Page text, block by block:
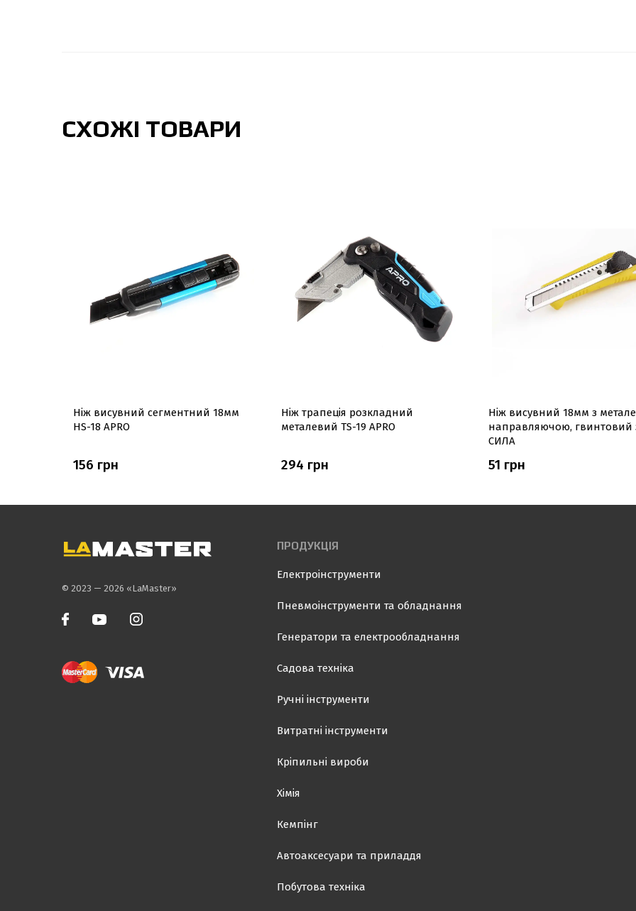
СХОЖІ ТОВАРИ
Ніж висувний сегментний 18мм
HS-18 APRO
156 грн
Ніж трапеція розкладний
металевий TS-19 APRO
294 грн
Ніж висувний 18мм з
направляючою, гвинтовий
СИЛА
51 грн
© 2023 — 2026 «LaMaster»
ПРОДУКЦІЯ
Електроінструменти
Пневмоінструменти та обладнання
Генератори та електрообладнання
Садова техніка
Ручні інструменти
Витратні інструменти
Кріпильні вироби
Хімія
Кемпінг
Автоаксесуари та приладдя
Побутова техніка